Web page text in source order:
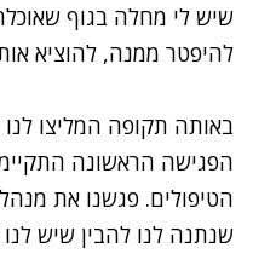
שיש לי מחלה בגוף
להיפטר ממנה, להוציא
באותה תקופה המליצו
הפגישה הראשונה
הטיפולים. פגשנו את
שנתנה לנו להבין שיש